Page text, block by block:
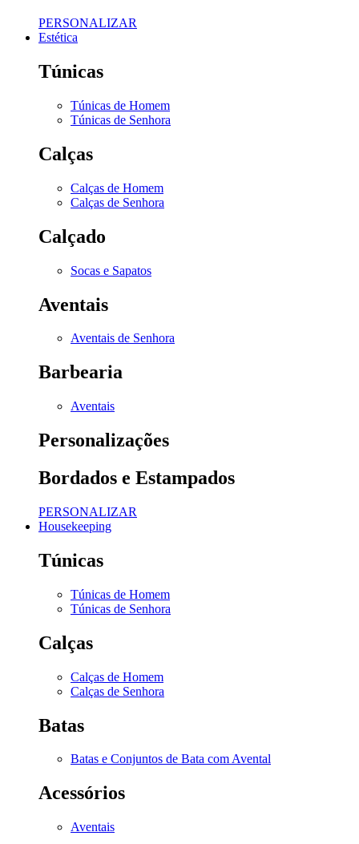
PERSONALIZAR
Estética
Túnicas
Túnicas de Homem
Túnicas de Senhora
Calças
Calças de Homem
Calças de Senhora
Calçado
Socas e Sapatos
Aventais
Aventais de Senhora
Barbearia
Aventais
Personalizações
Bordados e Estampados
PERSONALIZAR
Housekeeping
Túnicas
Túnicas de Homem
Túnicas de Senhora
Calças
Calças de Homem
Calças de Senhora
Batas
Batas e Conjuntos de Bata com Avental
Acessórios
Aventais